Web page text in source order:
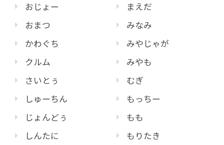
おじょー
おまつ
かわぐち
クルム
さいとぅ
しゅーちん
じょんどぅ
しんたに
まえだ
みなみ
みやじゃが
みやも
むぎ
もっちー
もも
もりたき